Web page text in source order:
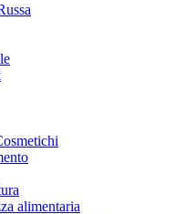
alimentaria